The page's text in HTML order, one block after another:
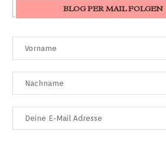
BLOG PER MAIL FOLGEN